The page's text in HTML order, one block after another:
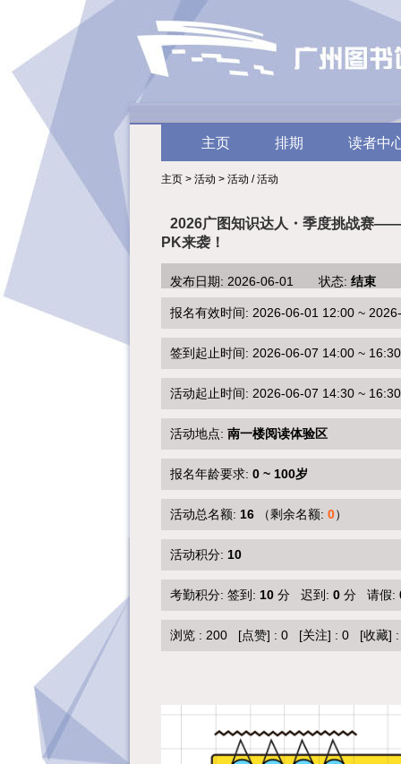
主页 排期 读者中
主页 > 活动 > 活动 / 活动
2026广图知识达人・季度挑战赛
PK来袭！
发布日期: 2026-06-01 状态: 结束
报名有效时间: 2026-06-01 12:00 ~
签到起止时间: 2026-06-07 14:00 ~ 16:30
活动起止时间: 2026-06-07 14:30 ~ 16:30
活动地点: 南一楼阅读体验区
报名年龄要求: 0 ~ 100岁
活动总名额: 16 （剩余名额: 0）
活动积分: 10
考勤积分: 签到: 10 分 迟到: 0 分 请假:
浏览 : 200 [点赞] : 0 [关注] : 0 [收藏]